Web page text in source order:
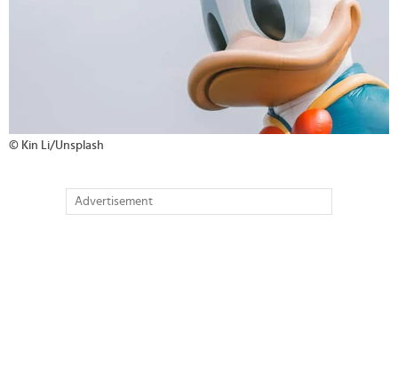
© Kin Li/Unsplash
Advertisement